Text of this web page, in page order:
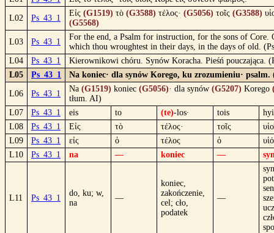
L02 Ps_43_1
Εἰς (G1519) τὸ (G3588) τέλος· (G5056) τοῖς (G3588)
(G5568)
L03 Ps_43_1
For the end, a Psalm for instruction, for the sons of
which thou wroughtest in their days, in the days of old.
L04
Ps_43_1
Kierownikowi chóru. Synów Koracha. Pieśń pouczająca.
L05
Ps_43_1 Na koniec· dla synów Korego, ku zrozumieniu· psalm.
L06 Ps_43_1
Na (G1519) koniec (G5056)· dla synów (G5207) Korego
tłum. AI)
L07
Ps_43_1 eis to (te)-los· tois
L08
Ps_43_1 Εἰς τὸ τέλος· τοῖς
L09
Ps_43_1 εἰς ὁ τέλος ὁ
L10
Ps_43_1 na — koniec —
L11 Ps_43_1
do, ku; w,
na
—
koniec,
zakończenie,
cel; cło,
podatek
—